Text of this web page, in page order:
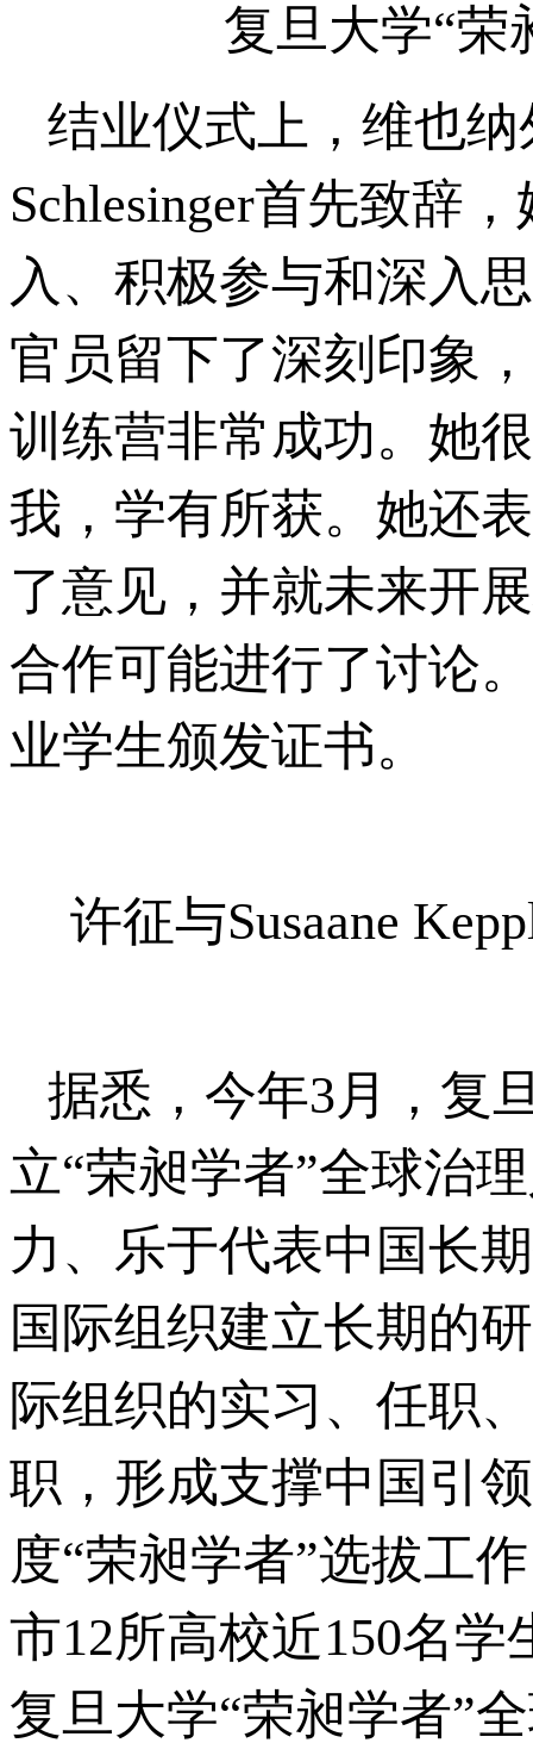
复旦大学“荣
结业仪式上，维也纳
Schlesinger首先致辞
入、积极参与和深入
官员留下了深刻印象
训练营非常成功。她
我，学有所获。她还
了意见，并就未来开
合作可能进行了讨论
业学生颁发证书。
许征与Susaane
据悉，今年3月，复
立“荣昶学者”全球治
力、乐于代表中国长
国际组织建立长期的
际组织的实习、任职
职，形成支撑中国引
度“荣昶学者”选拔工
市12所高校近150名学
复旦大学“荣昶学者”